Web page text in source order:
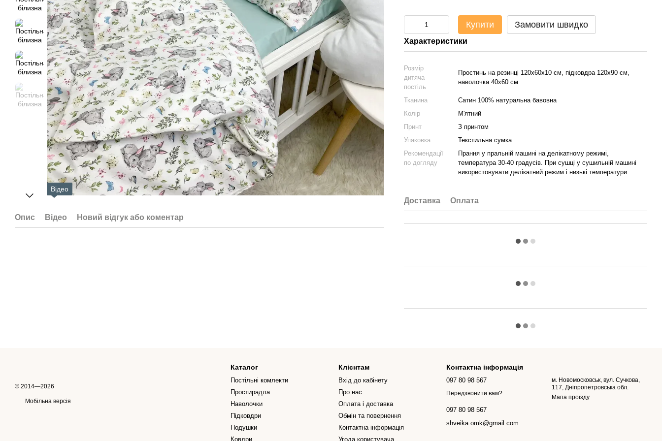
Відео
Опис Відео Новий відгук або коментар
Купити Замовити швидко
Характеристики
Розмір
дитяча
постіль
Простинь на резинці 120х60х10 см, підковдра 120х90 см,
наволочка 40х60 см
Тканина
Сатин 100% натуральна бавовна
Колір
М'ятний
Принт
З принтом
Упаковка
Текстильна сумка
Рекомендації
по догляду
Прання у пральній машині на делікатному режимі,
температура 30-40 градусів. При сушці у сушильній машині
використовувати делікатний режим і низькі температури
Доставка Оплата
© 2014—2026
Мобільна версія
Каталог
Постільні комлекти
Простирадла
Наволочки
Підковдри
Подушки
Ковдри
Клієнтам
Вхід до кабінету
Про нас
Оплата і доставка
Обмін та повернення
Контактна інформація
Угода користувача
Контактна інформація
097 80 98 567
Передзвонити вам?
097 80 98 567
shveika.omk@gmail.com
м. Новомосковськ, вул. Сучкова,
117, Дніпропетровська обл.
Мапа проїзду